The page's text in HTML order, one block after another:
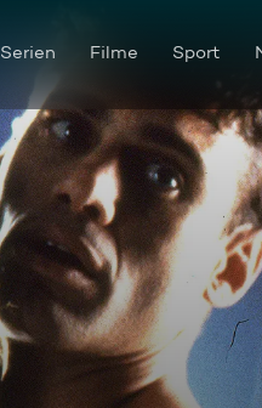
Serien Filme Sport